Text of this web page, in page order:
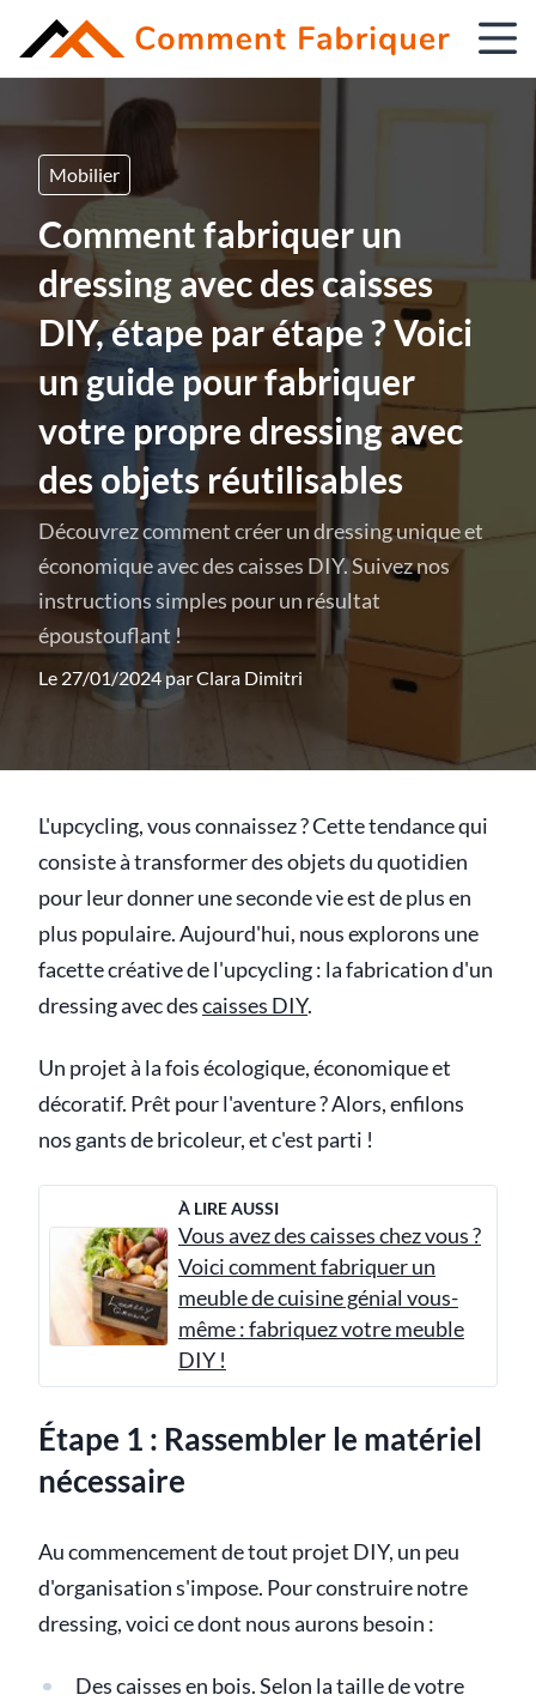
Mobilier
Comment fabriquer un
dressing avec des caisses
DIY, étape par étape ? Voici
un guide pour fabriquer
votre propre dressing avec
des objets réutilisables
Découvrez comment créer un dressing unique et
économique avec des caisses DIY. Suivez nos
instructions simples pour un résultat
époustouflant !
Le 27/01/2024 parClara Dimitri
L'upcycling, vous connaissez ? Cette tendance qui
consiste à transformer des objets du quotidien
pour leur donner une seconde vie est de plus en
plus populaire. Aujourd'hui, nous explorons une
facette créative de l'upcycling : la fabrication d'un
dressing avec descaisses DIY.
Un projet à la fois écologique, économique et
décoratif. Prêt pour l'aventure ? Alors, enfilons
nos gants de bricoleur, et c'est parti !
À LIRE AUSSI
Vous avez des caisses chez vous ?
Voici comment fabriquer un
meuble de cuisine génial vous-
même : fabriquez votre meuble
DIY !
Étape 1 : Rassembler le matériel
nécessaire
Au commencement de tout projet DIY, un peu
d'organisation s'impose. Pour construire notre
dressing, voici ce dont nous aurons besoin :
Des caisses en bois. Selon la taille de votre